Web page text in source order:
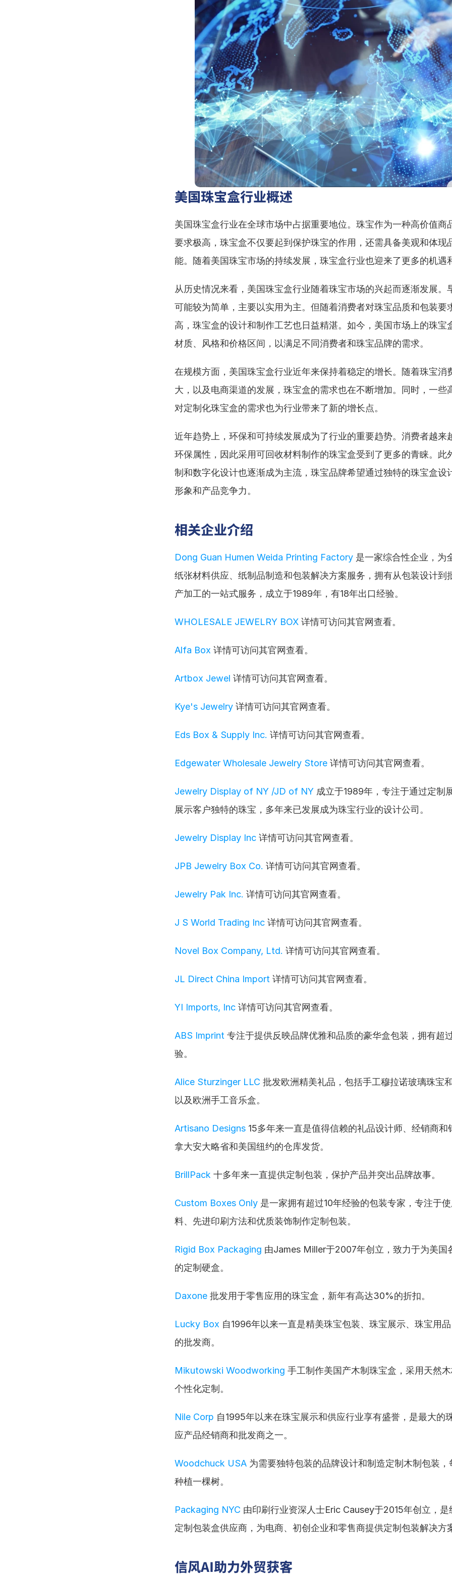
美国珠宝盒行业概述
美国珠宝盒行业在全球市场中占据重要地位。珠宝作为一种高价值商
要求极高，珠宝盒不仅要起到保护珠宝的作用，还需具备美观和体现
能。随着美国珠宝市场的持续发展，珠宝盒行业也迎来了更多的机遇
从历史情况来看，美国珠宝盒行业随着珠宝市场的兴起而逐渐发展。
可能较为简单，主要以实用为主。但随着消费者对珠宝品质和包装要
高，珠宝盒的设计和制作工艺也日益精湛。如今，美国市场上的珠宝
材质、风格和价格区间，以满足不同消费者和珠宝品牌的需求。
在规模方面，美国珠宝盒行业近年来保持着稳定的增长。随着珠宝消
大，以及电商渠道的发展，珠宝盒的需求也在不断增加。同时，一些
对定制化珠宝盒的需求也为行业带来了新的增长点。
近年趋势上，环保和可持续发展成为了行业的重要趋势。消费者越来
环保属性，因此采用可回收材料制作的珠宝盒受到了更多的青睐。此
制和数字化设计也逐渐成为主流，珠宝品牌希望通过独特的珠宝盒设
形象和产品竞争力。
相关企业介绍
Dong Guan Humen Weida Printing Factory 是一家综合性企业，为
纸张材料供应、纸制品制造和包装解决方案服务，拥有从包装设计到
产加工的一站式服务，成立于1989年，有18年出口经验。
WHOLESALE JEWELRY BOX 详情可访问其官网查看。
Alfa Box 详情可访问其官网查看。
Artbox Jewel 详情可访问其官网查看。
Kye's Jewelry 详情可访问其官网查看。
Eds Box & Supply Inc. 详情可访问其官网查看。
Edgewater Wholesale Jewelry Store 详情可访问其官网查看。
Jewelry Display of NY /JD of NY 成立于1989年，专注于通过定制
展示客户独特的珠宝，多年来已发展成为珠宝行业的设计公司。
Jewelry Display Inc 详情可访问其官网查看。
JPB Jewelry Box Co. 详情可访问其官网查看。
Jewelry Pak Inc. 详情可访问其官网查看。
J S World Trading Inc 详情可访问其官网查看。
Novel Box Company, Ltd. 详情可访问其官网查看。
JL Direct China Import 详情可访问其官网查看。
YI Imports, Inc 详情可访问其官网查看。
ABS Imprint 专注于提供反映品牌优雅和品质的豪华盒包装，拥有超
验。
Alice Sturzinger LLC 批发欧洲精美礼品，包括手工穆拉诺玻璃珠宝
以及欧洲手工音乐盒。
Artisano Designs 15多年来一直是值得信赖的礼品设计师、经销商和
拿大安大略省和美国纽约的仓库发货。
BrillPack 十多年来一直提供定制包装，保护产品并突出品牌故事。
Custom Boxes Only 是一家拥有超过10年经验的包装专家，专注于
料、先进印刷方法和优质装饰制作定制包装。
Rigid Box Packaging 由James Miller于2007年创立，致力于为美国
的定制硬盒。
Daxone 批发用于零售应用的珠宝盒，新年有高达30%的折扣。
Lucky Box 自1996年以来一直是精美珠宝包装、珠宝展示、珠宝用
的批发商。
Mikutowski Woodworking 手工制作美国产木制珠宝盒，采用天然
个性化定制。
Nile Corp 自1995年以来在珠宝展示和供应行业享有盛誉，是最大的
应产品经销商和批发商之一。
Woodchuck USA 为需要独特包装的品牌设计和制造定制木制包装，
种植一棵树。
Packaging NYC 由印刷行业资深人士Eric Causey于2015年创立，是
定制包装盒供应商，为电商、初创企业和零售商提供定制包装解决方
信风AI助力外贸获客